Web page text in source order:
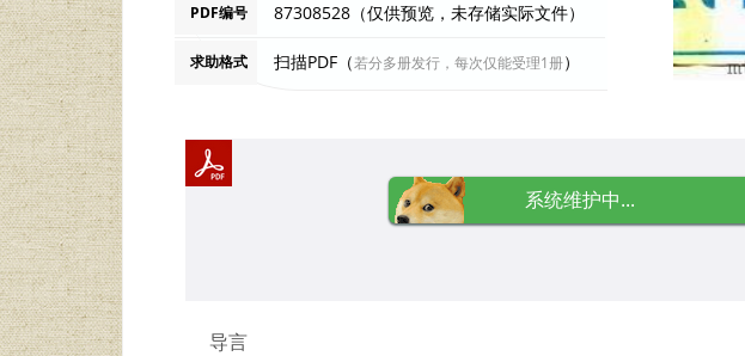
PDF编号 87308528（仅供预览，未存储实际文件）
求助格式 扫描PDF（若分多册发行，每次仅能受理1册）
系统维护中...
导言